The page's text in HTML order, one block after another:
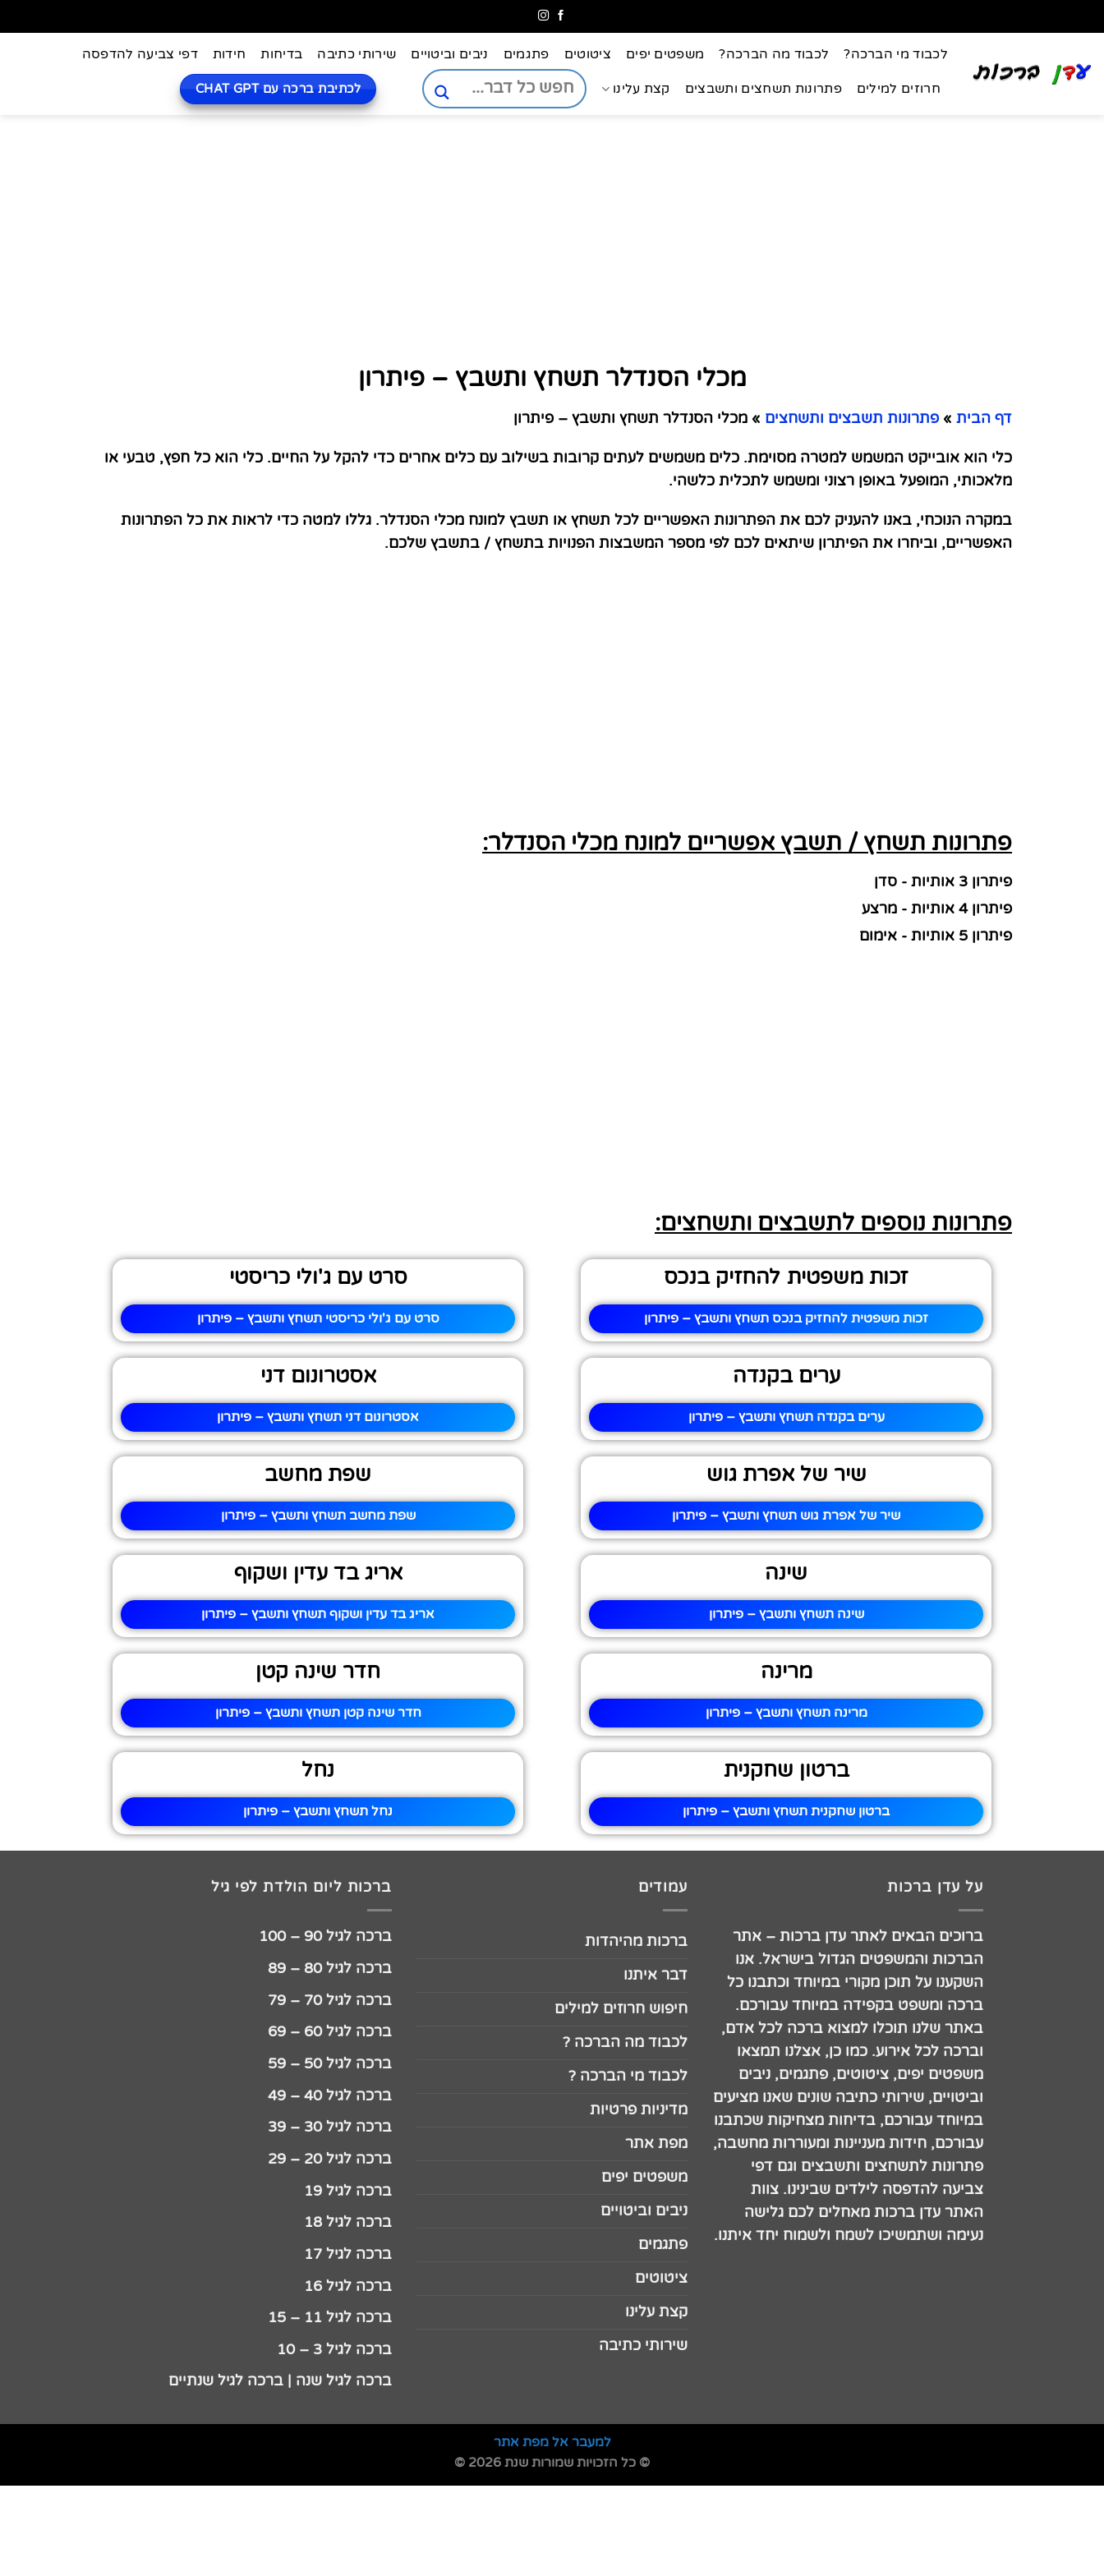
לכבוד מי הברכה? לכבוד מה הברכה? משפטים יפים ציטוטים פתגמים ניבים וביטויים שירותי כתיבה בדיחות חידות דפי צביעה להדפסה
חרוזים למילים פתרונות תשחצים ותשבצים קצת עלינו לכתיבת ברכה עם CHAT GPT
מכלי הסנדלר תשחץ ותשבץ – פיתרון
דף הבית » פתרונות תשבצים ותשחצים » מכלי הסנדלר תשחץ ותשבץ – פיתרון
כלי הוא אובייקט המשמש למטרה מסוימת. כלים משמשים לעתים קרובות בשילוב עם כלים אחרים כדי להקל על החיים. כלי הוא כל חפץ, טבעי או
מלאכותי, המופעל באופן רצוני ומשמש לתכלית כלשהי.
במקרה הנוכחי, באנו להעניק לכם את הפתרונות האפשריים לכל תשחץ או תשבץ למונח מכלי הסנדלר. גללו למטה כדי לראות את כל הפתרונות
האפשריים, וביחרו את הפיתרון שיתאים לכם לפי מספר המשבצות הפנויות בתשחץ / בתשבץ שלכם.
פתרונות תשחץ / תשבץ אפשריים למונח מכלי הסנדלר:
פיתרון 3 אותיות - סדן
פיתרון 4 אותיות - מרצע
פיתרון 5 אותיות - אימום
פתרונות נוספים לתשבצים ותשחצים:
זכות משפטית להחזיק בנכס
זכות משפטית להחזיק בנכס תשחץ ותשבץ – פיתרון
סרט עם ג'ולי כריסטי
סרט עם ג'ולי כריסטי תשחץ ותשבץ – פיתרון
ערים בקנדה
ערים בקנדה תשחץ ותשבץ – פיתרון
אסטרונום דני
אסטרונום דני תשחץ ותשבץ – פיתרון
שיר של אפרת גוש
שיר של אפרת גוש תשחץ ותשבץ – פיתרון
שפת מחשב
שפת מחשב תשחץ ותשבץ – פיתרון
שינה
שינה תשחץ ותשבץ – פיתרון
אריג בד עדין ושקוף
אריג בד עדין ושקוף תשחץ ותשבץ – פיתרון
מרינה
מרינה תשחץ ותשבץ – פיתרון
חדר שינה קטן
חדר שינה קטן תשחץ ותשבץ – פיתרון
ברטון שחקנית
ברטון שחקנית תשחץ ותשבץ – פיתרון
נחל
נחל תשחץ ותשבץ – פיתרון
על עדן ברכות
ברוכים הבאים לאתר עדן ברכות – אתר
הברכות והמשפטים הגדול בישראל. אנו
השקענו על תוכן מקורי במיוחד וכתבנו כל
ברכה ומשפט בקפידה במיוחד עבורכם.
באתר שלנו תוכלו למצוא ברכה לכל אדם,
וברכה לכל אירוע. כמו כן, אצלנו תמצאו
משפטים יפים, ציטוטים, פתגמים, ניבים
וביטויים, שירותי כתיבה שונים שאנו מציעים
במיוחד עבורכם, בדיחות מצחיקות שכתבנו
עבורכם, חידות מעניינות ומעוררות מחשבה,
פתרונות לתשחצים ותשבצים וגם דפי
צביעה להדפסה לילדים שבינינו. צוות
האתר עדן ברכות מאחלים לכם גלישה
נעימה ושתמשיכו לשמח ולשמוח יחד איתנו.
עמודים
ברכות מהיהדות
דבר איתנו
חיפוש חרוזים למילים
לכבוד מה הברכה ?
לכבוד מי הברכה ?
מדיניות פרטיות
מפת אתר
משפטים יפים
ניבים וביטויים
פתגמים
ציטוטים
קצת עלינו
שירותי כתיבה
ברכות ליום הולדת לפי גיל
ברכה לגיל 90 – 100
ברכה לגיל 80 – 89
ברכה לגיל 70 – 79
ברכה לגיל 60 – 69
ברכה לגיל 50 – 59
ברכה לגיל 40 – 49
ברכה לגיל 30 – 39
ברכה לגיל 20 – 29
ברכה לגיל 19
ברכה לגיל 18
ברכה לגיל 17
ברכה לגיל 16
ברכה לגיל 11 – 15
ברכה לגיל 3 – 10
ברכה לגיל שנה | ברכה לגיל שנתיים
למעבר אל מפת אתר
© כל הזכויות שמורות שנת 2026 ©